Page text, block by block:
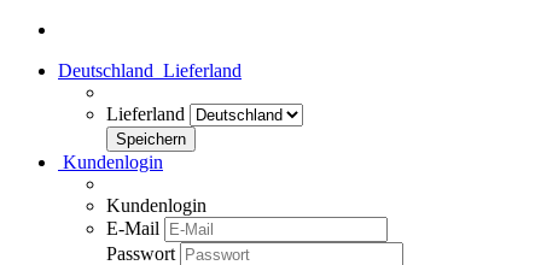
Deutschland Lieferland
Lieferland
Kundenlogin
Kundenlogin
E-Mail
Passwort